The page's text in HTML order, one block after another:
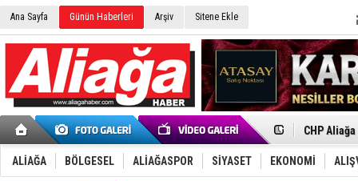
Ana Sayfa Günün Haberleri Arşiv Sitene Ekle
CHP
Çağrısı
Onat
Menemen
Aliağa'da
ALİAĞA BÖLGESEL ALİAĞASPOR SİYASET EKONOMİ